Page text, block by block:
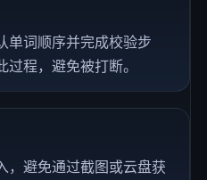
单词顺序并完成校验步
程，避免被打断。
，避免通过截图或云盘获